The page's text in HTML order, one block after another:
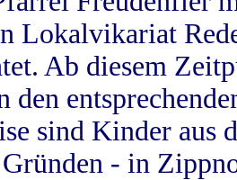
Lokalvikariat
Ab diesem
den
sind Kinder aus
- in